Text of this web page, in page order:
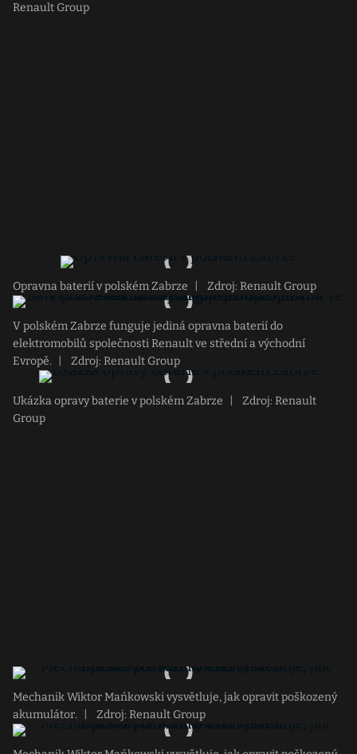
Renault Group
Opravna baterií v polském Zabrze Zdroj: Renault Group
V polském Zabrze funguje jediná opravna baterií do
elektromobilů společnosti Renault ve střední a východní
Evropě.
Zdroj: Renault Group
Ukázka opravy baterie v polském Zabrze
Zdroj: Renault
Group
Mechanik Wiktor Mańkowski vysvětluje, jak opravit poškozený
akumulátor.
Zdroj: Renault Group